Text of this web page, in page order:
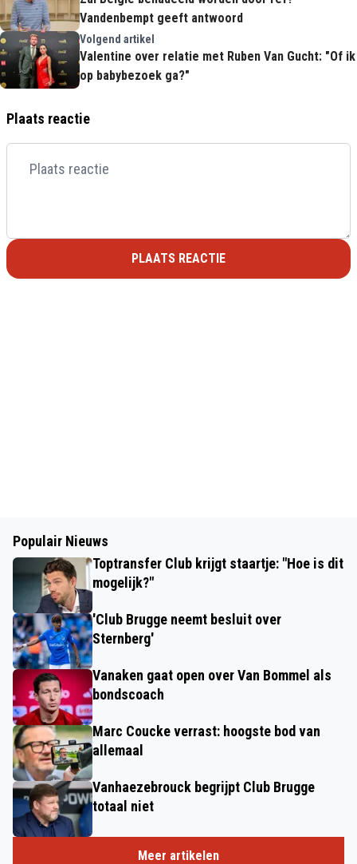
Vandenbempt geeft antwoord
Volgend artikel
Valentine over relatie met Ruben Van Gucht: "Of ik
op babybezoek ga?"
Plaats reactie
PLAATS REACTIE
Populair Nieuws
Toptransfer Club krijgt staartje: "Hoe is dit
mogelijk?"
'Club Brugge neemt besluit over
Sternberg'
Vanaken gaat open over Van Bommel als
bondscoach
Marc Coucke verrast: hoogste bod van
allemaal
Vanhaezebrouck begrijpt Club Brugge
totaal niet
Meer artikelen